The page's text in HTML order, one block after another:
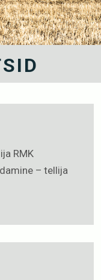
RMK
– tellija